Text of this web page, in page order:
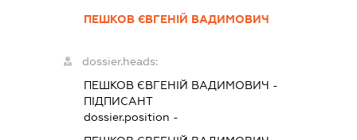
ПЕШКОВ ЄВГЕНІЙ ВАДИМОВИЧ
dossier.heads:
ПЕШКОВ ЄВГЕНІЙ ВАДИМОВИЧ -
ПІДПИСАНТ
dossier.position -